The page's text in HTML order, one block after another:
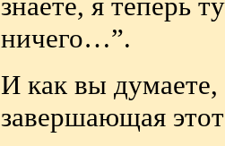
ничего…”.
И как вы думаете,
завершающая